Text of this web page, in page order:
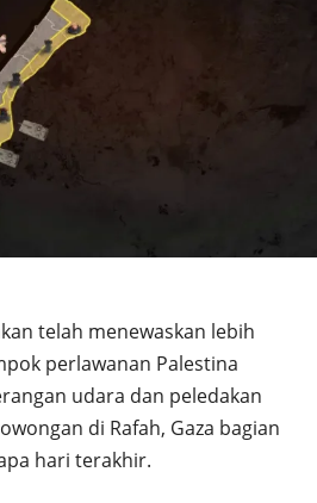
telah menewaskan lebih
perlawanan Palestina
udara dan peledakan
di Rafah, Gaza bagian
hari terakhir.